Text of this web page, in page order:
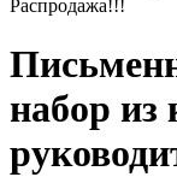
Распродажа!!!
набор из